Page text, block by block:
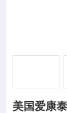
美国爱康